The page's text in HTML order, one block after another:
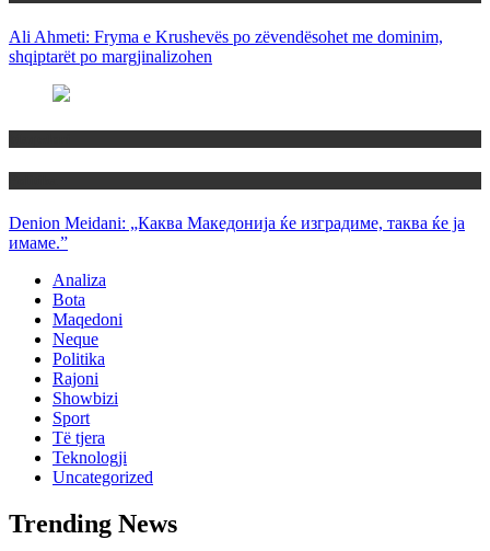
Ali Ahmeti: Fryma e Krushevës po zëvendësohet me dominim,
shqiptarët po margjinalizohen
Denion Meidani: „Каква Македонија ќе изградиме, таква ќе ја
имаме.”
Analiza
Bota
Maqedoni
Neque
Politika
Rajoni
Showbizi
Sport
Të tjera
Teknologji
Uncategorized
Trending News